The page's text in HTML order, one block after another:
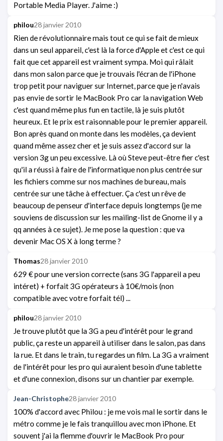
Portable Media Player. J'aime :)
philou28 janvier 2010
Rien de révolutionnaire mais tout ce qui se fait de mieux
dans un seul appareil, c'est là la force d'Apple et c'est ce qui
fait que cet appareil est vraiment sympa. Moi qui râlait
dans mon salon parce que je trouvais l'écran de l'iPhone
trop petit pour naviguer sur Internet, parce que je n'avais
pas envie de sortir le MacBook Pro car la navigation Web
c'est quand même plus fun en tactile, là je suis plutôt
heureux. Et le prix est raisonnable pour le premier appareil.
Bon après quand on monte dans les modèles, ça devient
quand même assez cher et je suis assez d'accord sur la
version 3g un peu excessive. Là où Steve peut-être fier c'est
qu'il a réussi à faire de l'informatique non plus centrée sur
les fichiers comme sur nos machines de bureau, mais
centrée sur une tâche à effectuer. Ça c'est un rêve de
beaucoup de penseur d'interface depuis longtemps (je me
souviens de discussion sur les mailing-list de Gnome il y a
qq années à ce sujet). Je me pose la question : que va
devenir Mac OS X à long terme ?
Thomas28 janvier 2010
629 € pour une version correcte (sans 3G l'appareil a peu
intéret) + forfait 3G opérateurs à 10€/mois (non
compatible avec votre forfait tél) ...
philou28 janvier 2010
Je trouve plutôt que la 3G a peu d'intérêt pour le grand
public, ça reste un appareil à utiliser dans le salon, pas dans
la rue. Et dans le train, tu regardes un film. La 3G a vraiment
de l'intérêt pour les pro qui auraient besoin d'une tablette
et d'une connexion, disons sur un chantier par exemple.
Jean-Christophe28 janvier 2010
100% d'accord avec Philou : je me vois mal le sortir dans le
métro comme je le fais tranquillou avec mon iPhone. Et
souvent j'ai la flemme d'ouvrir le MacBook Pro pour